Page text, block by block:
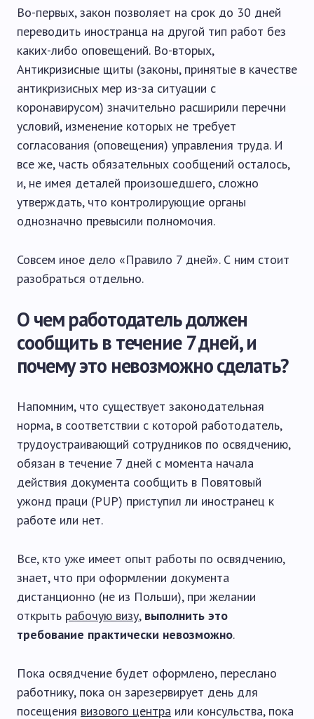
Во-первых, закон позволяет на срок до 30 дней
переводить иностранца на другой тип работ без
каких-либо оповещений. Во-вторых,
Антикризисные щиты (законы, принятые в качестве
антикризисных мер из-за ситуации с
коронавирусом) значительно расширили перечни
условий, изменение которых не требует
согласования (оповещения) управления труда. И
все же, часть обязательных сообщений осталось,
и, не имея деталей произошедшего, сложно
утверждать, что контролирующие органы
однозначно превысили полномочия.
Совсем иное дело «Правило 7 дней». С ним стоит
разобраться отдельно.
О чем работодатель должен
сообщить в течение 7 дней, и
почему это невозможно сделать?
Напомним, что существует законодательная
норма, в соответствии с которой работодатель,
трудоустраивающий сотрудников по освядчению,
обязан в течение 7 дней с момента начала
действия документа сообщить в Повятовый
ужонд праци (PUP) приступил ли иностранец к
работе или нет.
Все, кто уже имеет опыт работы по освядчению,
знает, что при оформлении документа
дистанционно (не из Польши), при желании
открыть рабочую визу, выполнить это
требование практически невозможно.
Пока освядчение будет оформлено, переслано
работнику, пока он зарезервирует день для
посещения визового центра или консульства, пока